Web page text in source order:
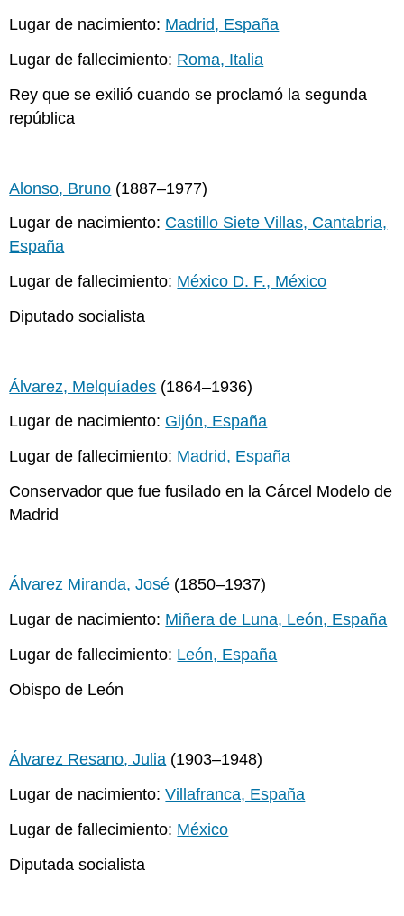
Lugar de nacimiento: Madrid, España
Lugar de fallecimiento: Roma, Italia
Rey que se exilió cuando se proclamó la segunda
república
Alonso, Bruno (1887–1977)
Lugar de nacimiento: Castillo Siete Villas, Cantabria,
España
Lugar de fallecimiento: México D. F., México
Diputado socialista
Álvarez, Melquíades (1864–1936)
Lugar de nacimiento: Gijón, España
Lugar de fallecimiento: Madrid, España
Conservador que fue fusilado en la Cárcel Modelo de
Madrid
Álvarez Miranda, José (1850–1937)
Lugar de nacimiento: Miñera de Luna, León, España
Lugar de fallecimiento: León, España
Obispo de León
Álvarez Resano, Julia (1903–1948)
Lugar de nacimiento:Villafranca, España
Lugar de fallecimiento: México
Diputada socialista